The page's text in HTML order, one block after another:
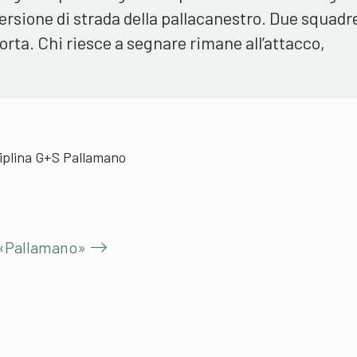
di strada della pallacanestro. Due
Chi riesce a segnare rimane all’attacco,
G+S Pallamano